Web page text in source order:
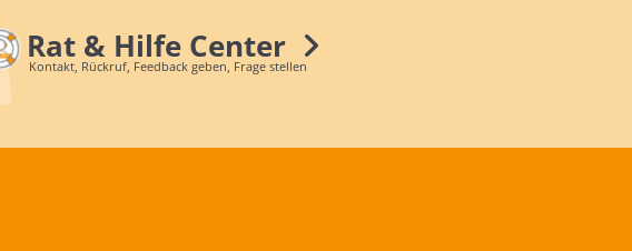
Rat & Hilfe Center
Kontakt, Rückruf, Feedback geben, Frage stellen